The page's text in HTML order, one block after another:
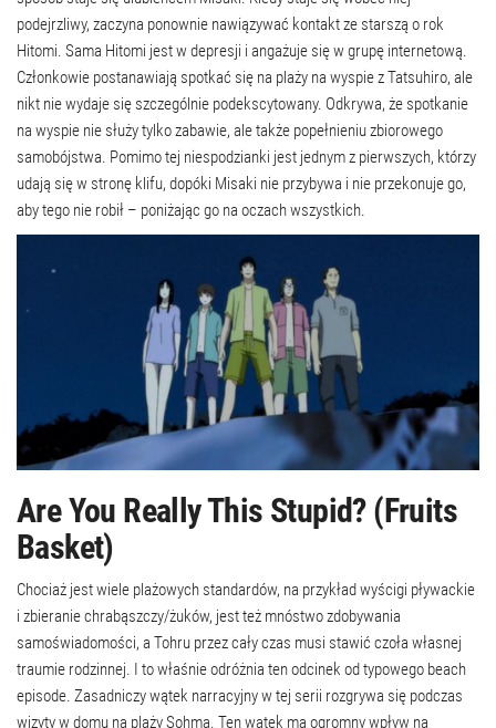
podejrzliwy, zaczyna ponownie nawiązywać kontakt ze starszą o rok
Hitomi. Sama Hitomi jest w depresji i angażuje się w grupę internetową.
Członkowie postanawiają spotkać się na plaży na wyspie z Tatsuhiro, ale
nikt nie wydaje się szczególnie podekscytowany. Odkrywa, że ​​spotkanie
na wyspie nie służy tylko zabawie, ale także popełnieniu zbiorowego
samobójstwa. Pomimo tej niespodzianki jest jednym z pierwszych, którzy
udają się w stronę klifu, dopóki Misaki nie przybywa i nie przekonuje go,
aby tego nie robił – poniżając go na oczach wszystkich.
Are You Really This Stupid? (Fruits
Basket)
Chociaż jest wiele plażowych standardów, na przykład wyścigi pływackie
i zbieranie chrabąszczy/żuków, jest też mnóstwo zdobywania
samoświadomości, a Tohru przez cały czas musi stawić czoła własnej
traumie rodzinnej. I to właśnie odróżnia ten odcinek od typowego beach
episode. Zasadniczy wątek narracyjny w tej serii rozgrywa się podczas
wizyty w domu na plaży Sohma. Ten wątek ma ogromny wpływ na